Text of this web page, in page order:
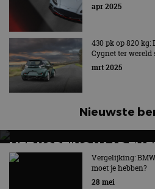
apr 2025
430 pk op 820
Cygnet ter wereld
mrt 2025
Nieuwste
MET KORTING NAAR EV
AUTORAI REGELT HET!
EV Experience 2026 van 24 tot
Vergelijking:
moet je hebben?
28 mei